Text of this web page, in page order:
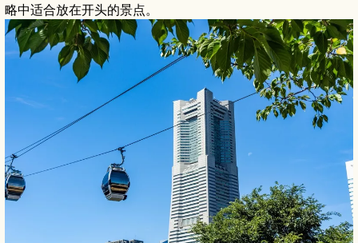
略中适合放在开头的景点。